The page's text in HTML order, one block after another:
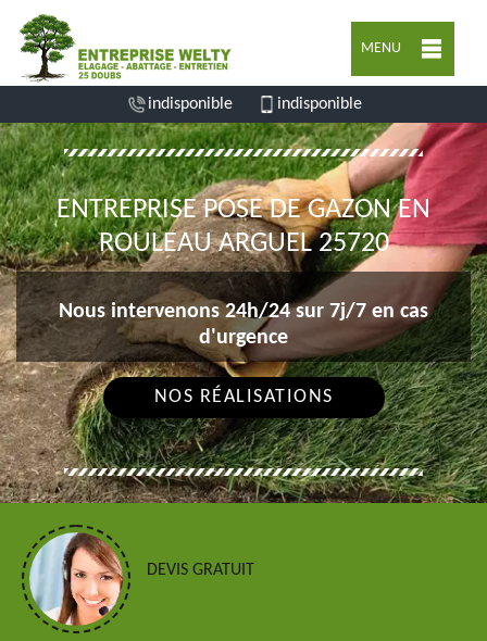
MENU
indisponible indisponible
ENTREPRISE POSE DE GAZON EN
ROULEAU ARGUEL 25720
Nous intervenons 24h/24 sur 7j/7 en cas
d'urgence
NOS RÉALISATIONS
DEVIS GRATUIT